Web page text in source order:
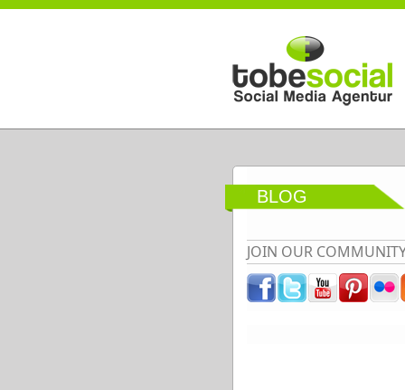
Direkt zum Inhalt
BLOG
JOIN OUR